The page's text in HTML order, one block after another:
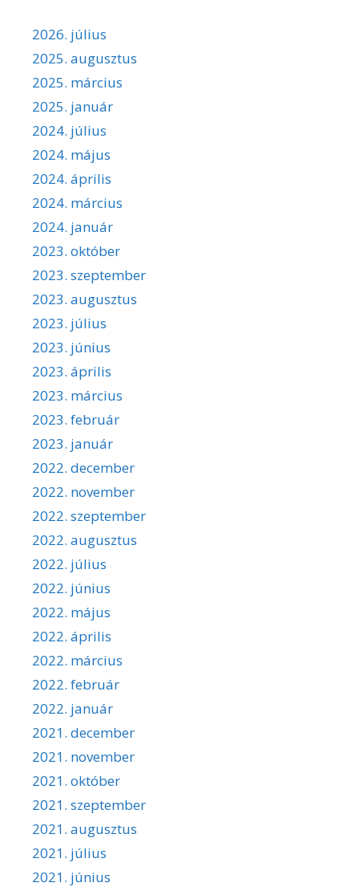
2026. július
2025. augusztus
2025. március
2025. január
2024. július
2024. május
2024. április
2024. március
2024. január
2023. október
2023. szeptember
2023. augusztus
2023. július
2023. június
2023. április
2023. március
2023. február
2023. január
2022. december
2022. november
2022. szeptember
2022. augusztus
2022. július
2022. június
2022. május
2022. április
2022. március
2022. február
2022. január
2021. december
2021. november
2021. október
2021. szeptember
2021. augusztus
2021. július
2021. június